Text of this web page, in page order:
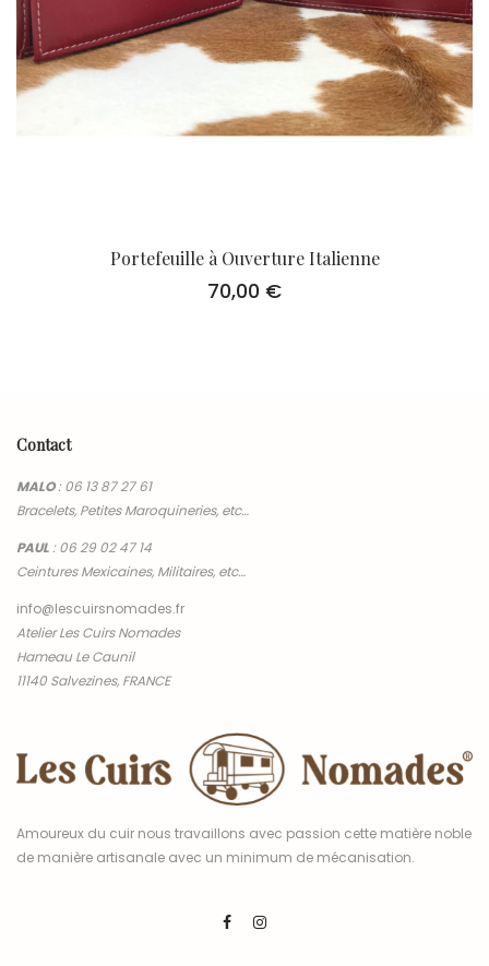
Portefeuille à Ouverture Italienne
70,00 €
Contact
MALO:06 13 87 27 61
Bracelets, Petites Maroquineries, etc…
PAUL:06 29 02 47 14
Ceintures Mexicaines, Militaires, etc…
info@lescuirsnomades.fr
Atelier Les Cuirs Nomades
Hameau Le Caunil
11140 Salvezines, FRANCE
Amoureux du cuir nous travaillons avec passion cette matière noble
de manière artisanale avec un minimum de mécanisation.